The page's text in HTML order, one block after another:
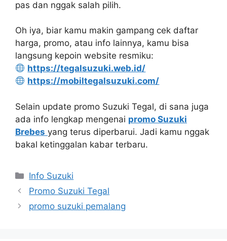
pas dan nggak salah pilih.
Oh iya, biar kamu makin gampang cek daftar
harga, promo, atau info lainnya, kamu bisa
langsung kepoin website resmiku:
https://tegalsuzuki.web.id/
https://mobiltegalsuzuki.com/
Selain update promo Suzuki Tegal, di sana juga
ada info lengkap mengenai promo Suzuki
Brebes yang terus diperbarui. Jadi kamu nggak
bakal ketinggalan kabar terbaru.
Info Suzuki
Promo Suzuki Tegal
promo suzuki pemalang